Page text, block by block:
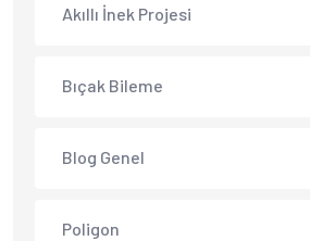
Akıllı İnek Projesi
Bıçak Bileme
Blog Genel
Poligon